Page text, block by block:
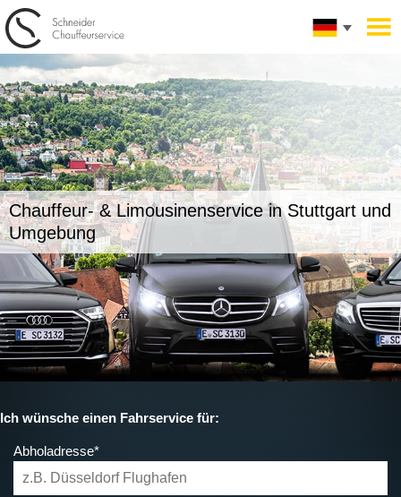
Chauffeur- & Limousinenservice inStuttgart und
Umgebung
Ich wünsche einen Fahrservice für:
Abholadresse*